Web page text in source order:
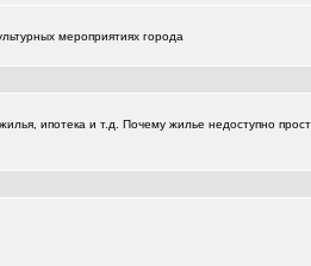
мероприятиях города
ипотека и т.д. Почему жилье недоступно